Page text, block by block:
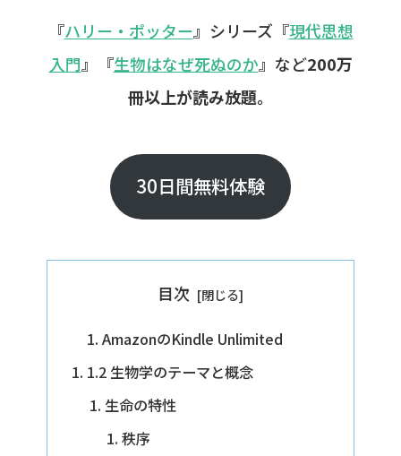
『ハリー・ポッター』シリーズ『現代思想
入門』『生物はなぜ死ぬのか』など200万
冊以上が読み放題。
30日間無料体験
目次
AmazonのKindle Unlimited
1.2 生物学のテーマと概念
生命の特性
秩序